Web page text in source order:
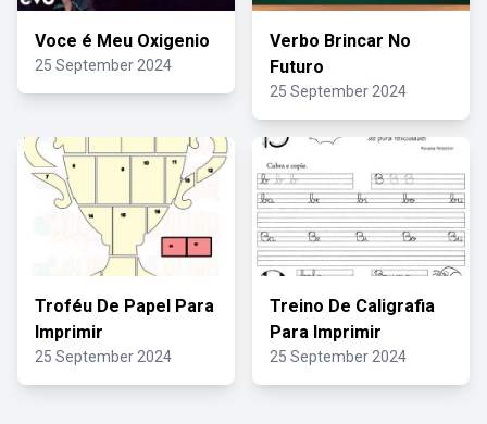
Voce é Meu Oxigenio
25 September 2024
Verbo Brincar No
Futuro
25 September 2024
Troféu De Papel Para
Imprimir
25 September 2024
Treino De Caligrafia
Para Imprimir
25 September 2024